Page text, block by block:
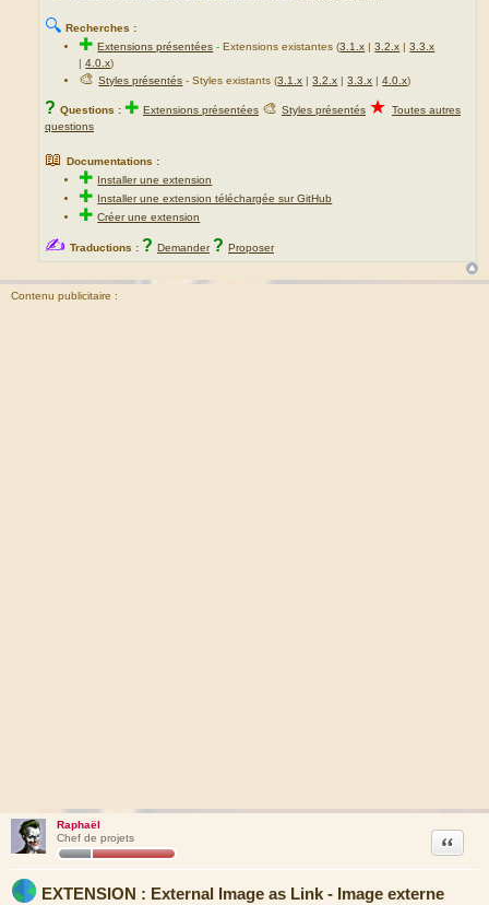
🔍 Recherches :
✚Extensions présentées -Extensions existantes (3.1.x |3.2.x |3.3.x
|4.0.x)
🎨Styles présentés - Styles existants (3.1.x |3.2.x |3.3.x |4.0.x)
? Questions : ✚ Extensions présentées 🎨 Styles présentés ★ Toutes autres
questions
📖 Documentations :
✚ Installer une extension
✚ Installer une extension téléchargée sur GitHub
✚Créer une extension
✍ Traductions : ? Demander ? Proposer
Contenu publicitaire :
Raphaël
Chef de projets
EXTENSION : External Image as Link - Image externe
Citation